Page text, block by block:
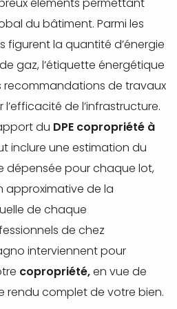
éléments permettant
du bâtiment. Parmi les
figurent la quantité d’énergie
gaz, l’étiquette énergétique
recommandations de travaux
de l’infrastructure.
du DPE copropriété à
inclure une estimation du
dépensée pour chaque lot,
approximative de la
de chaque
de chez
interviennent pour
copropriété,en vue de
rendu complet de votre bien.